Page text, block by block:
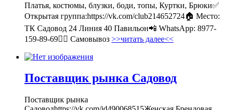
Платья, костюмы, блузки, боди, топы, Куртки, Брюки✅
Открытая группа:https://vk.com/club214652724🏠 Место:
ТК Садовод 24 Линия 40 Павильон📲 WhatsApp: 8977-
159-89-69🚶‍♀ Самовывоз >>читать далее<<
Поставщик рынка Садовод
Поставщик рынка